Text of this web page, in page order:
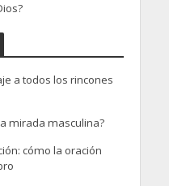
a todos los rincones
mirada masculina?
cómo la oración